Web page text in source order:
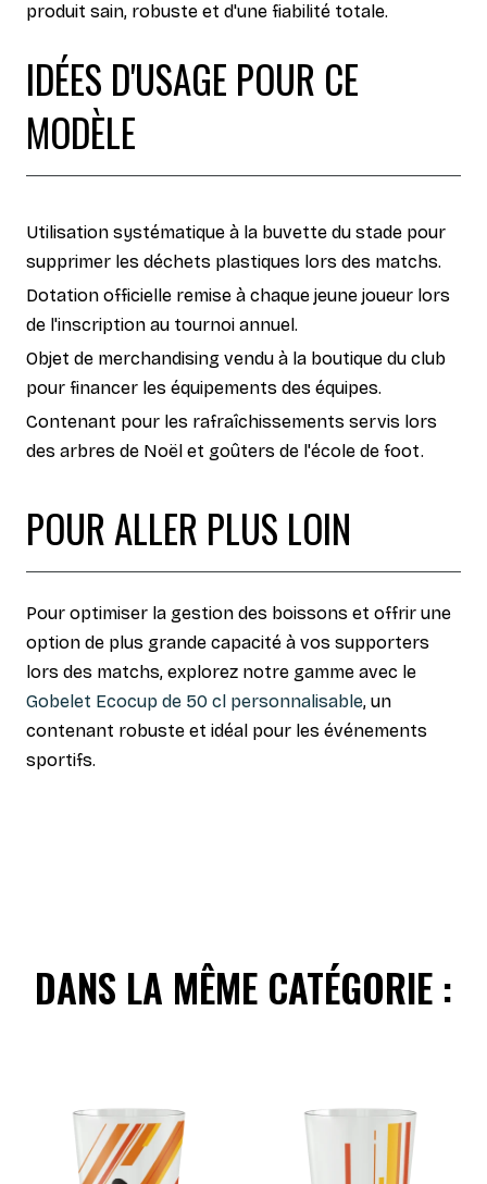
produit sain, robuste et d'une fiabilité totale.
IDÉES D'USAGE POUR CE
MODÈLE
Utilisation systématique à la buvette du stade pour
supprimer les déchets plastiques lors des matchs.
Dotation officielle remise à chaque jeune joueur lors
de l'inscription au tournoi annuel.
Objet de merchandising vendu à la boutique du club
pour financer les équipements des équipes.
Contenant pour les rafraîchissements servis lors
des arbres de Noël et goûters de l'école de foot.
POUR ALLER PLUS LOIN
Pour optimiser la gestion des boissons et offrir une
option de plus grande capacité à vos supporters
lors des matchs, explorez notre gamme avec le
Gobelet Ecocup de 50 cl personnalisable, un
contenant robuste et idéal pour les événements
sportifs.
DANS LA MÊME CATÉGORIE :